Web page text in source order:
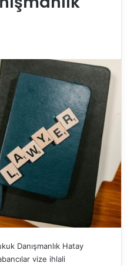
Danışmanlık Hatay
vize ihlali